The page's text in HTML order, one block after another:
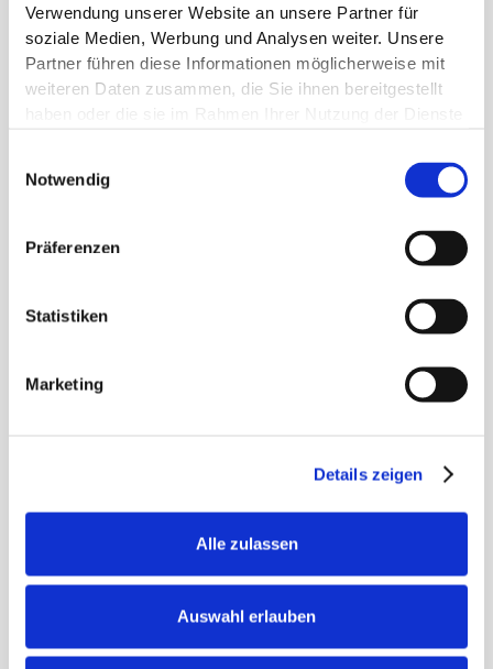
Verwendung unserer Website an unsere Partner für
soziale Medien, Werbung und Analysen weiter. Unsere
Partner führen diese Informationen möglicherweise mit
weiteren Daten zusammen, die Sie ihnen bereitgestellt
Notwendig
Präferenzen
Statistiken
Marketing
Details zeigen
Alle zulassen
Auswahl erlauben
专家网络为您的研究数据保驾
医疗产品开发的关键主题提供深入的见解。这包括有关
GCP、监管要求、研究设计和生物医学统计的实践培训，这
经过实地验证的知识的转移改善了卫生部门，更具体地说是
用，例如通过开发个体研究概念或将数字元素纳入临床试
验。该提议还辅之以研讨会，以消除不确定性并优化研究流
程，包括研究文件和数据的准备和评估。
通过这种方式，MEDIACC支持专家以合理的科学方式高效